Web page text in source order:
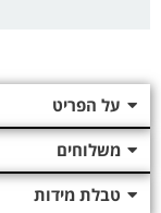
על הפריט
משלוחים
טבלת מידות